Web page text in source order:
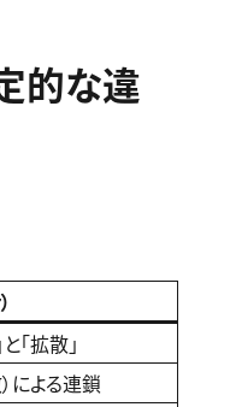
的な違
「拡散」
による連鎖